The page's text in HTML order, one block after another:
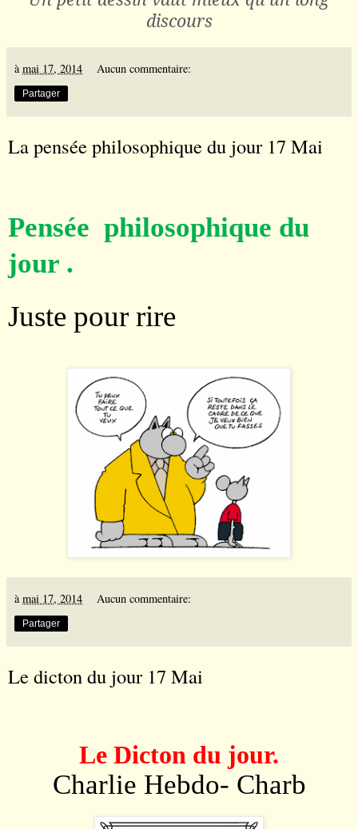
discours
à mai 17, 2014 Aucun commentaire:
Partager
La pensée philosophique du jour 17 Mai
Pensée philosophique du
jour .
Juste pour rire
àmai 17, 2014 Aucun commentaire:
Partager
Le dicton du jour 17 Mai
Le Dicton du jour.
Charlie Hebdo- Charb